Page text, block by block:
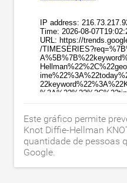
Este gráfico permite
Knot Diffie-Hellman
quantidade de pessoas
Google.